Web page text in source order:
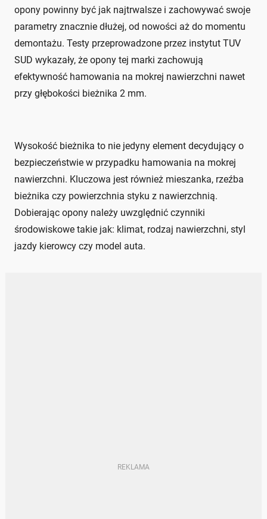
opony powinny być jak najtrwalsze i zachowywać swoje
parametry znacznie dłużej, od nowości aż do momentu
demontażu. Testy przeprowadzone przez instytut TUV
SUD wykazały, że opony tej marki zachowują
efektywność hamowania na mokrej nawierzchni nawet
przy głębokości bieżnika 2 mm.
Wysokość bieżnika to nie jedyny element decydujący o
bezpieczeństwie w przypadku hamowania na mokrej
nawierzchni. Kluczowa jest również mieszanka, rzeźba
bieżnika czy powierzchnia styku z nawierzchnią.
Dobierając opony należy uwzględnić czynniki
środowiskowe takie jak: klimat, rodzaj nawierzchni, styl
jazdy kierowcy czy model auta.